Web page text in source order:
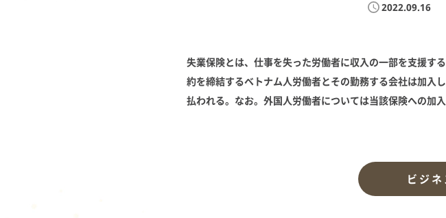
2022.09.16
失業保険とは、仕事を失った労働者に収入の一部を支援す
約を締結するベトナム人労働者とその勤務する会社は加入
払われる。なお。外国人労働者については当該保険への加入
ビジ